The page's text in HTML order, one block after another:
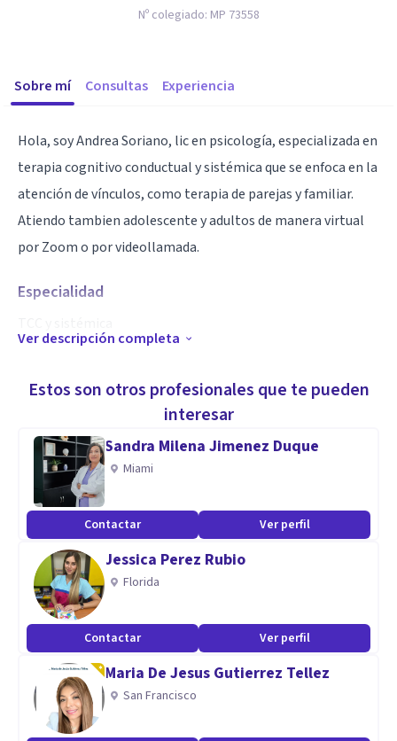
Nº colegiado: MP 73558
Sobre mí Consultas Experiencia
Hola, soy Andrea Soriano, lic en psicología, especializada en
terapia cognitivo conductual y sistémica que se enfoca en la
atención de vínculos, como terapia de parejas y familiar.
Atiendo tambien adolescente y adultos de manera virtual
por Zoom o por videollamada.
Especialidad
Atencion por Zoom a pacientes de habla Hispana
Ver descripción completa
Estos son otros profesionales que te pueden
interesar
Sandra Milena Jimenez Duque
Miami
Contactar Ver perfil
Jessica Perez Rubio
Florida
Contactar Ver perfil
Maria De Jesus Gutierrez Tellez
San Francisco